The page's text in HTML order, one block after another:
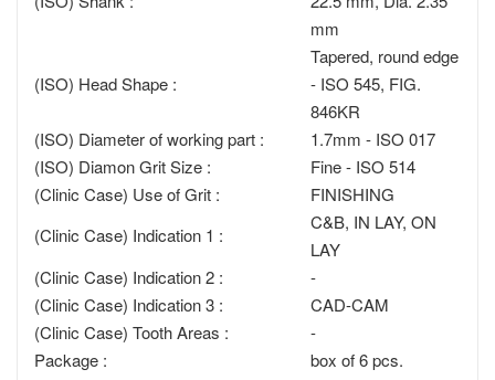
mm
(ISO) Head Shape :
Tapered, round edge
- ISO 545, FIG.
846KR
(ISO) Diameter of working part :
1.7mm - ISO 017
(ISO) Diamon Grit Size :
Fine - ISO 514
(Clinic Case) Use of Grit :
FINISHING
(Clinic Case) Indication 1 :
C&B, IN LAY, ON
LAY
(Clinic Case) Indication 2 :
-
(Clinic Case) Indication 3 :
CAD-CAM
(Clinic Case) Tooth Areas :
-
Package :
box of 6 pcs.